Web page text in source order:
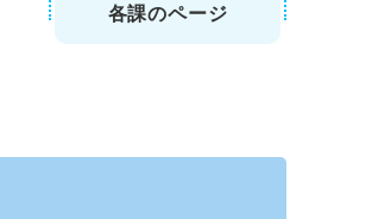
各課のページ